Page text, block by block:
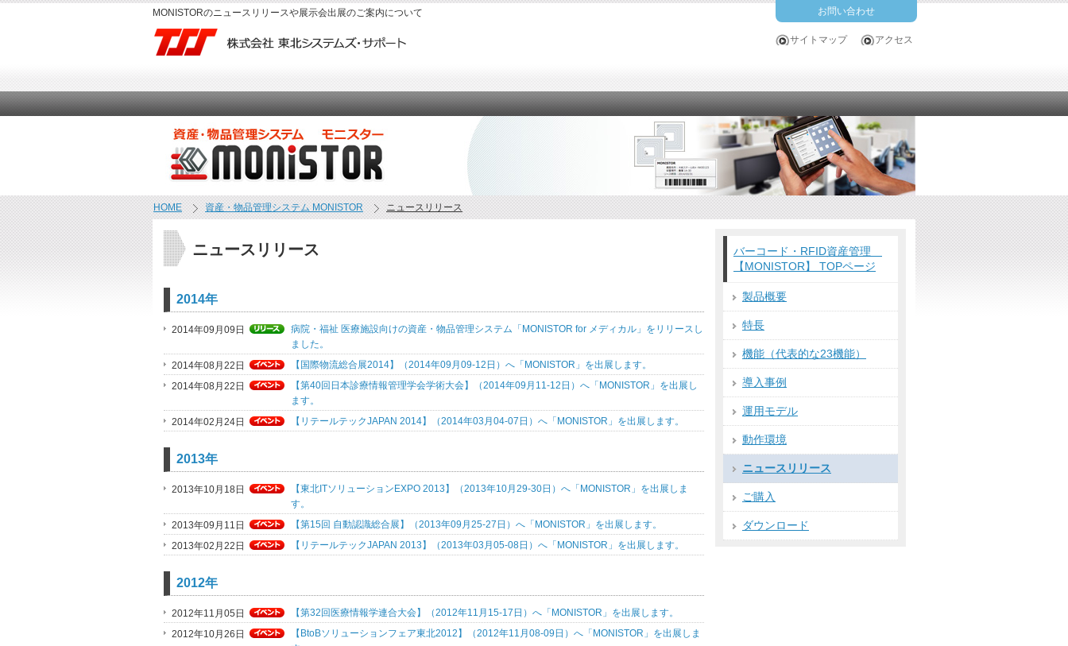
MONISTORのニュースリリースや展示会出展のご案内について お問い合わせ
サイトマップ アクセス
ニュースリリース
2014年
2014年09月09日
病院・福祉 医療施設向けの資産・物品管理システム「MONISTOR for メディカル」をリリースし
ました。
2014年08月22日
【国際物流総合展2014】（2014年09月09-12日）へ「MONISTOR」を出展します。
2014年08月22日
【第40回日本診療情報管理学会学術大会】（2014年09月11-12日）へ「MONISTOR」を出展し
ます。
2014年02月24日
【リテールテックJAPAN 2014】（2014年03月04-07日）へ「MONISTOR」を出展します。
2013年
2013年10月18日
【東北ITソリューションEXPO 2013】（2013年10月29-30日）へ「MONISTOR」を出展しま
す。
2013年09月11日
【第15回 自動認識総合展】（2013年09月25-27日）へ「MONISTOR」を出展します。
2013年02月22日
【リテールテックJAPAN 2013】（2013年03月05-08日）へ「MONISTOR」を出展します。
2012年
2012年11月05日
【第32回医療情報学連合大会】（2012年11月15-17日）へ「MONISTOR」を出展します。
2012年10月26日
【BtoBソリューションフェア東北2012】（2012年11月08-09日）へ「MONISTOR」を出展しま
バーコード・RFID資産管理
【MONISTOR】 TOPページ
製品概要
特長
機能（代表的な23機能）
導入事例
運用モデル
動作環境
ニュースリリース
ご購入
ダウンロード
HOME 資産・物品管理システム MONISTOR ニュースリリース